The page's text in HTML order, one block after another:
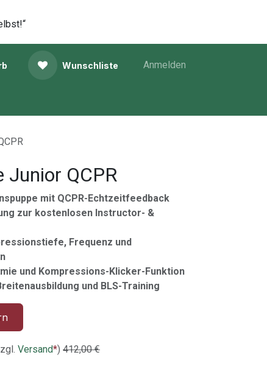
Wunschliste Anmelden
Junior QCPR
mit QCPR-Echtzeitfeedback
zur kostenlosen Instructor- &
Frequenz und
und Kompressions-Klicker-Funktion
und BLS-Training
Versand*) 412,00€